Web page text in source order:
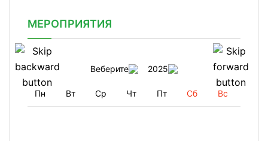
МЕРОПРИЯТИЯ
Веберите 2025
Пн Вт Ср Чт Пт Сб Вс